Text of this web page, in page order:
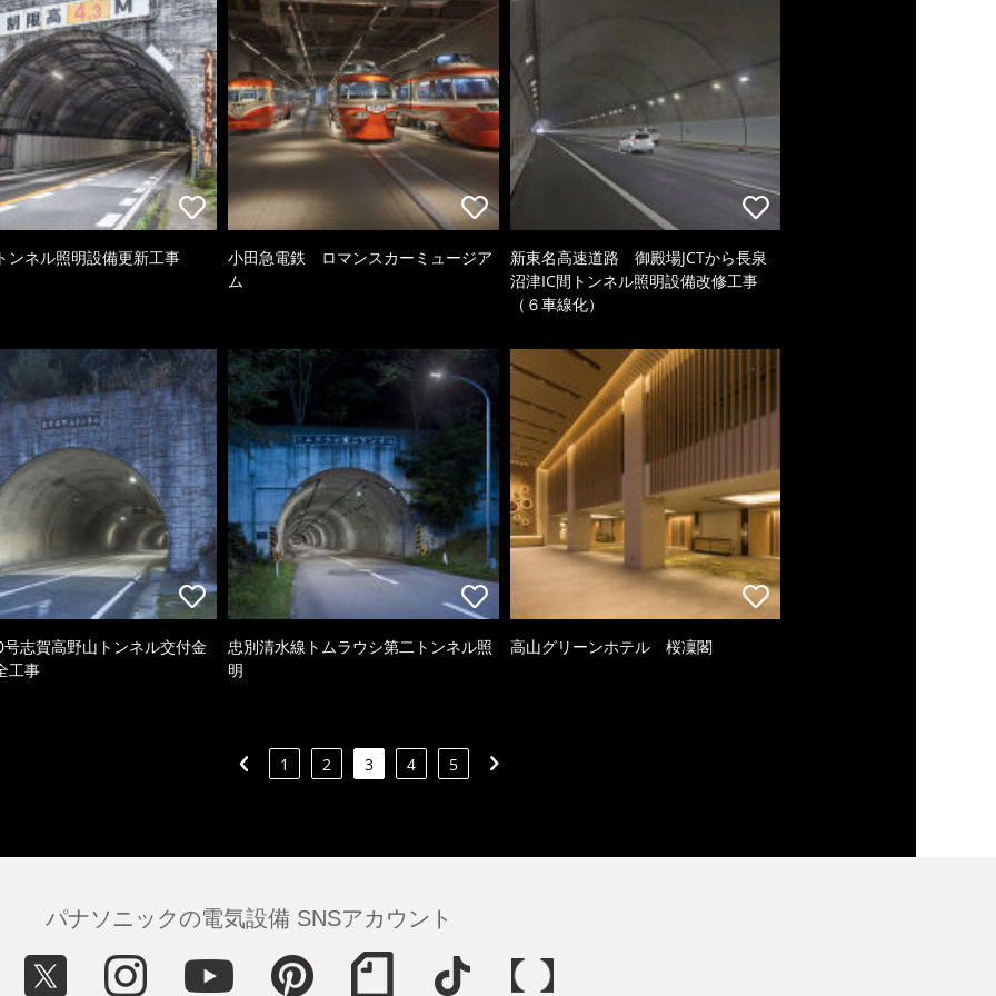
ンネル照明設備更新工事
小田急電鉄 ロマンスカーミュージア
ム
新東名高速道路 御殿場JCTから長泉
沼津IC間トンネル照明設備改修工事
（６車線化）
志賀高野山トンネル交付金
工事
忠別清水線トムラウシ第二トンネル照
明
高山グリーンホテル 桜凜閣
1 2 3 4 5
パナソニックの電気設備 SNSアカウント